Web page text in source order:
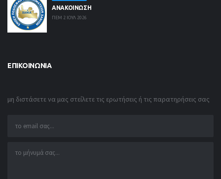
ΑΝΑΚΟΙΝΩΣΗ
ΠΕΜ 2 ΙΟΥΛ 2026
ΕΠΙΚΟΙΝΩΝΊΑ
μη διστάσετε να μας στείλετε τις ερωτήσεις ή τις παρατηρήσεις σας